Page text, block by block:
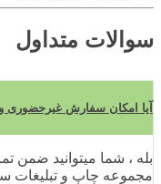
سوالات متداول
آیا امکان سفارش غیرحضوری
بله ، شما میتوانید
مجموعه چاپ و تبلیغات